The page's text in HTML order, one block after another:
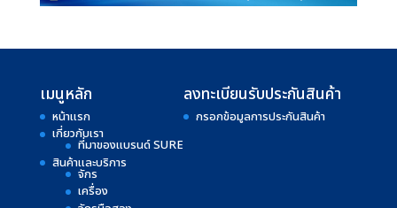
เมนูหลัก
หน้าแรก
เกี่ยวกับเรา
ที่มาของแบรนด์ SURE
สินค้าและบริการ
จักร
เครื่อง
ลงทะเบียนรับประกันสินค้า
กรอกข้อมูลการประกันสินค้า